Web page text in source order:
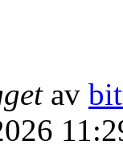
av